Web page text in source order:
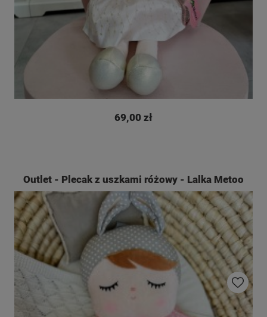
69,00 zł
Outlet - Plecak z uszkami różowy - Lalka Metoo
Do